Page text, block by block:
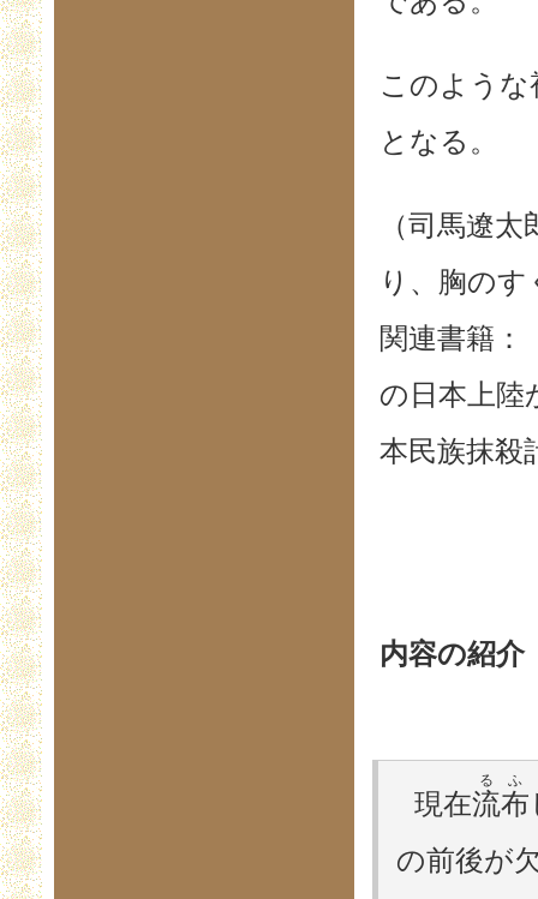
このよう
となる。
（司馬遼
り、胸の
関連書籍
の日本上陸
本民族抹殺
内容の紹介
現在流布
るふ
の前後が